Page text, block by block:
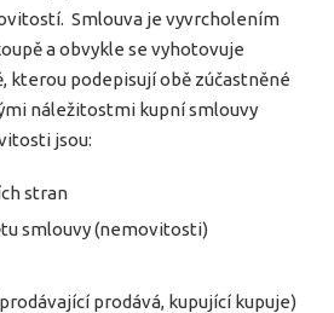
Smlouva je vyvrcholením
a obvykle se vyhotovuje
kterou podepisují obě zúčastněné
náležitostmi kupní smlouvy
jsou:
stran
smlouvy (nemovitosti)
prodává, kupující kupuje)